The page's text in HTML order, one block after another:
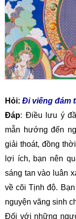
Hỏi: Đi viếng đám
Đáp: Điều lưu ý
mẫn hướng đến
giải thoát, đồng
lợi ích, bạn nên
sáng tan vào luân
về cõi Tịnh độ.
nguyện vãng sinh
Đối với những